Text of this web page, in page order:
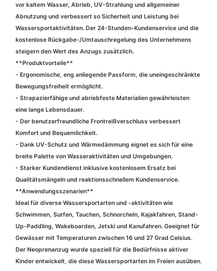
vor kaltem Wasser, Abrieb, UV-Strahlung und allgemeiner
Abnutzung und verbessert so Sicherheit und Leistung bei
Wassersportaktivitäten. Der 24-Stunden-Kundenservice und die
kostenlose Rückgabe-/Umtauschregelung des Unternehmens
steigern den Wert des Anzugs zusätzlich.
**Produktvorteile**
- Ergonomische, eng anliegende Passform, die uneingeschränkte
Bewegungsfreiheit ermöglicht.
- Strapazierfähige und abriebfeste Materialien gewährleisten
eine lange Lebensdauer.
- Der benutzerfreundliche Frontreißverschluss verbessert
Komfort und Bequemlichkeit.
- Dank UV-Schutz und Wärmedämmung eignet es sich für eine
breite Palette von Wasseraktivitäten und Umgebungen.
- Starker Kundendienst inklusive kostenlosem Ersatz bei
Qualitätsmängeln und reaktionsschnellem Kundenservice.
**Anwendungsszenarien**
Ideal für diverse Wassersportarten und -aktivitäten wie
Schwimmen, Surfen, Tauchen, Schnorcheln, Kajakfahren, Stand-
Up-Paddling, Wakeboarden, Jetski und Kanufahren. Geeignet für
Gewässer mit Temperaturen zwischen 16 und 27 Grad Celsius.
Der Neoprenanzug wurde speziell für die Bedürfnisse aktiver
Kinder entwickelt, die diese Wassersportarten im Freien ausüben.